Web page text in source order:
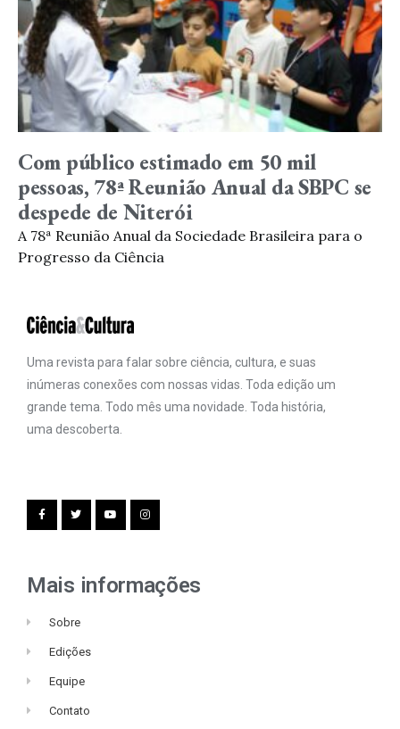
Com público estimado em 50 mil
pessoas, 78ª Reunião Anual da SBPC se
despede de Niterói
A 78ª Reunião Anual da Sociedade Brasileira para o
Progresso da Ciência
Uma revista para falar sobre ciência, cultura, e suas
inúmeras conexões com nossas vidas. Toda edição um
grande tema. Todo mês uma novidade. Toda história,
uma descoberta.
Mais informações
Sobre
Edições
Equipe
Contato